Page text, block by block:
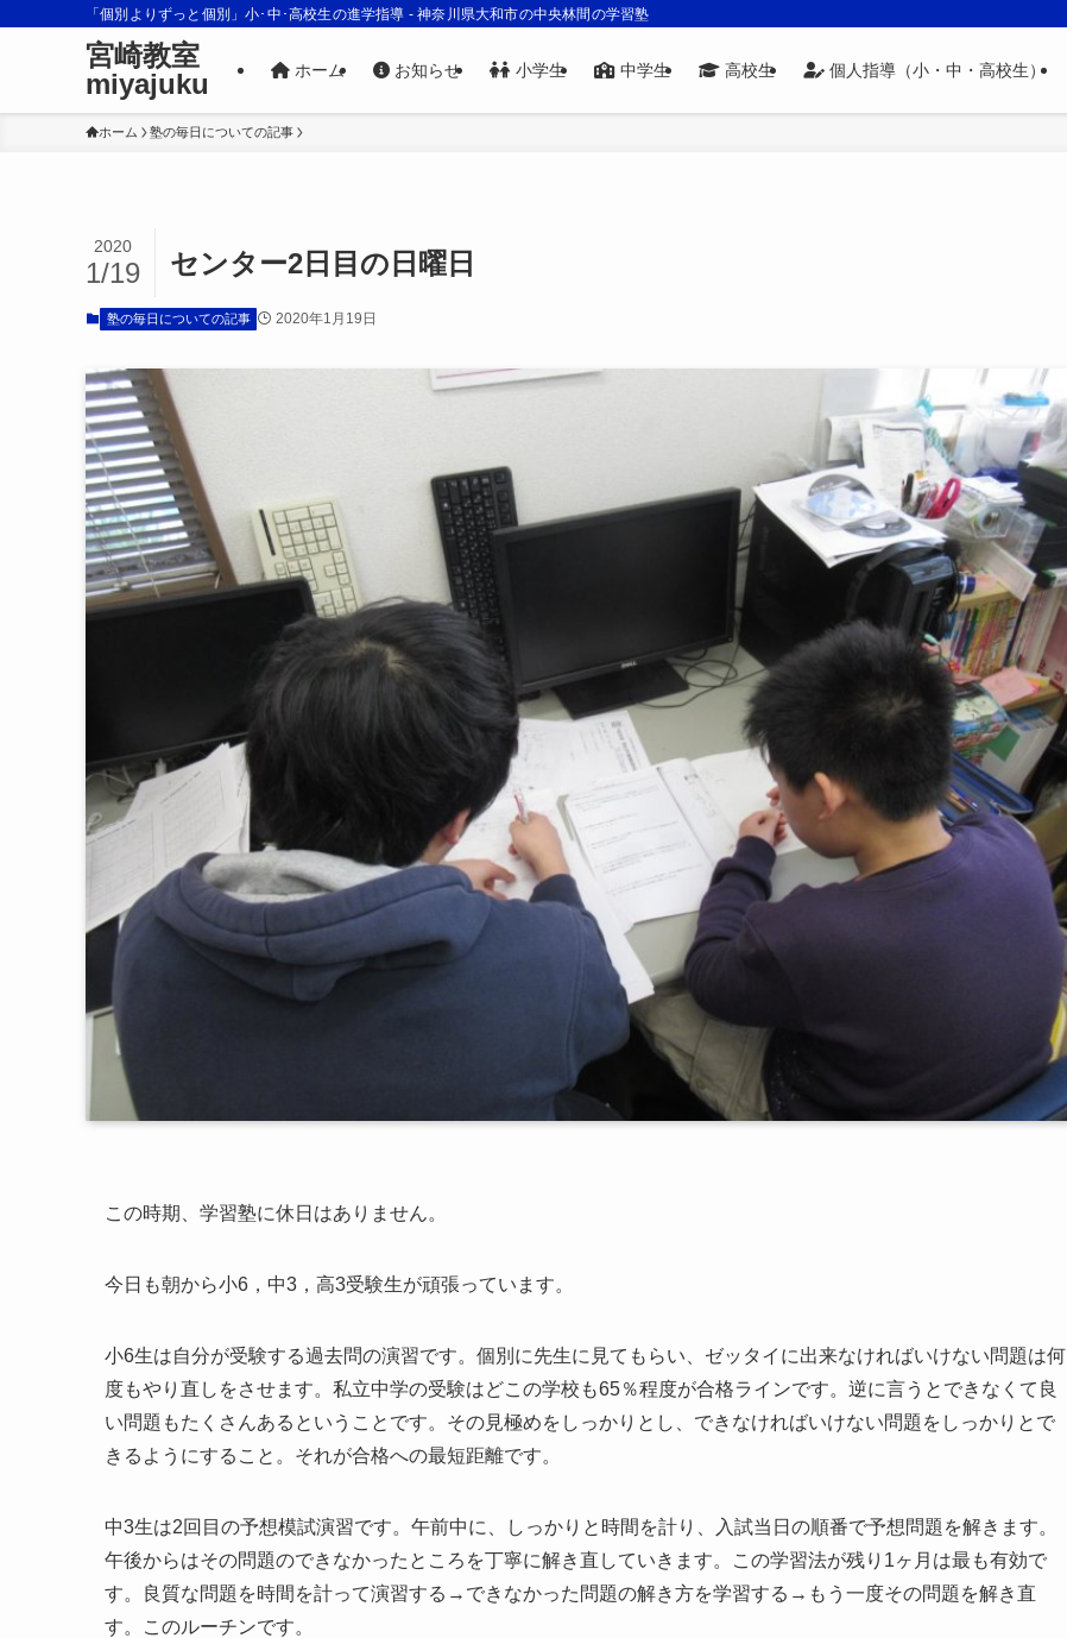
「個別よりずっと個別」小･中･高校生の進学指導 - 神奈川県大和市の中央林間の学習塾
宮崎教室
miyajuku
ホーム お知らせ 小学生 中学生 高校生 個人指導（小・中・高校生）
ホーム 塾の毎日についての記事
センター2日目の日曜日
2020
1/19
塾の毎日についての記事 2020年1月19日
この時期、学習塾に休日はありません。
今日も朝から小6，中3，高3受験生が頑張っています。
小6生は自分が受験する過去問の演習です。個別に先生に見てもらい、ゼッタイに出来なければいけない問題は何
度もやり直しをさせます。私立中学の受験はどこの学校も65％程度が合格ラインです。逆に言うとできなくて良
い問題もたくさんあるということです。その見極めをしっかりとし、できなければいけない問題をしっかりとで
きるようにすること。それが合格への最短距離です。
中3生は2回目の予想模試演習です。午前中に、しっかりと時間を計り、入試当日の順番で予想問題を解きます。
午後からはその問題のできなかったところを丁寧に解き直していきます。この学習法が残り1ヶ月は最も有効で
す。良質な問題を時間を計って演習する→できなかった問題の解き方を学習する→もう一度その問題を解き直
す。このルーチンです。